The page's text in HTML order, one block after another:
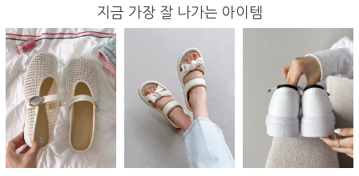
지금 가장 잘 나가는 아이템